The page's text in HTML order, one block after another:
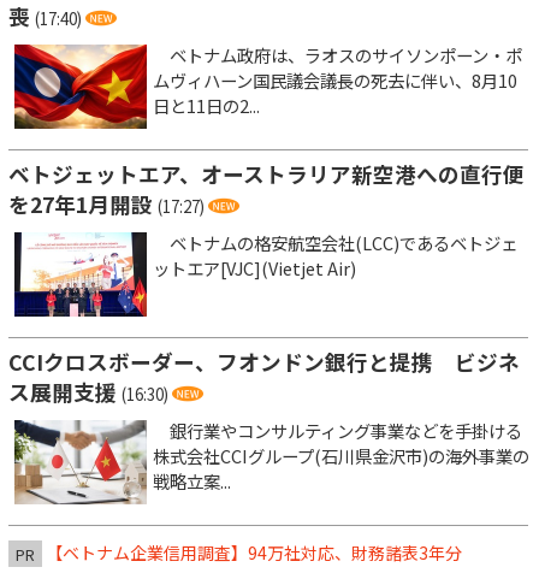
喪 (17:40)
ベトナム政府は、ラオスのサイソンポーン・ポ
ムヴィハーン国民議会議長の死去に伴い、8月10
日と11日の2...
ベトジェットエア、オーストラリア新空港への直行便
を27年1月開設 (17:27)
ベトナムの格安航空会社(LCC)であるベトジェ
ットエア[VJC](Vietjet Air)
CCIクロスボーダー、フオンドン銀行と提携 ビジネ
ス展開支援 (16:30)
銀行業やコンサルティング事業などを手掛ける
株式会社CCIグループ(石川県金沢市)の海外事業の
戦略立案...
PR 【ベトナム企業信用調査】94万社対応、財務諸表3年分